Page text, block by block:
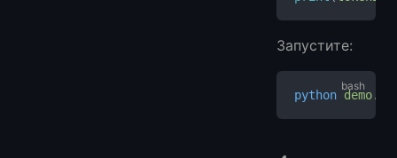
Запустите:
python demo.py